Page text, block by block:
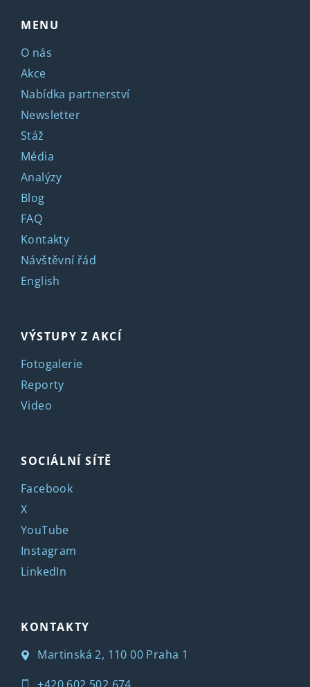
MENU
O nás
Akce
Nabídka partnerství
Newsletter
Stáž
Média
Analýzy
Blog
FAQ
Kontakty
Návštěvní řád
English
VÝSTUPY Z AKCÍ
Fotogalerie
Reporty
Video
SOCIÁLNÍ SÍTĚ
Facebook
X
YouTube
Instagram
LinkedIn
KONTAKTY
Martinská 2, 110 00 Praha 1